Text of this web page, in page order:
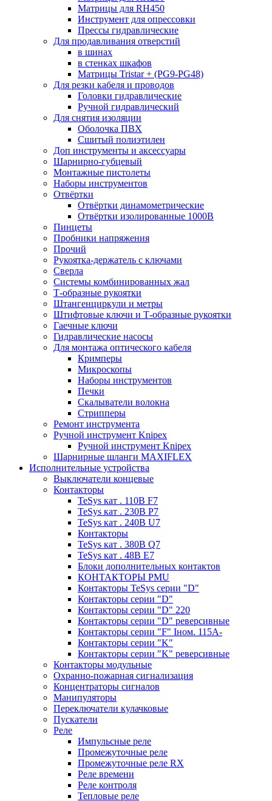
Матрицы для RH450
Инструмент для опрессовки
Прессы гидравлические
Для продавливания отверстий
в шинах
в стенках шкафов
Матрицы Tristar + (PG9-PG48)
Для резки кабеля и проводов
Головки гидравлические
Ручной гидравлический
Для снятия изоляции
Оболочка ПВХ
Сшитый полиэтилен
Доп инструменты и аксессуары
Шарнирно-губцевый
Монтажные пистолеты
Наборы инструментов
Отвёртки
Отвёртки динамометрические
Отвёртки изолированные 1000В
Пинцеты
Пробники напряжения
Прочий
Рукоятка-держатель с ключами
Сверла
Системы комбинированных жал
Т-образные рукоятки
Штангенциркули и метры
Штифтовые ключи и Т-образные рукоятки
Гаечные ключи
Гидравлические насосы
Для монтажа оптического кабеля
Кримперы
Микроскопы
Наборы инструментов
Печки
Скалыватели волокна
Стрипперы
Ремонт инструмента
Ручной инструмент Knipex
Ручной инструмент Knipex
Шарнирные шланги MAXIFLEX
Исполнительные устройства
Выключатели концевые
Контакторы
TeSys кат . 110В F7
TeSys кат . 230В P7
TeSys кат . 240В U7
Контакторы
TeSys кат . 380В Q7
TeSys кат . 48В E7
Блоки дополнительных контактов
КОНТАКТОРЫ PMU
Контакторы TeSys серии "D"
Контакторы серии "D"
Контакторы серии "D" 220
Контакторы серии "D" реверсивные
Контакторы серии "F" Iном. 115А-
Контакторы серии "K"
Контакторы серии "K" реверсивные
Контакторы модульные
Охранно-пожарная сигнализация
Концентраторы сигналов
Манипуляторы
Переключатели кулачковые
Пускатели
Реле
Импульсные реле
Промежуточные реле
Промежуточные реле RX
Реле времени
Реле контроля
Тепловые реле